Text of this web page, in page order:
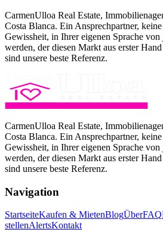
CarmenUlloa Real Estate,
Costa Blanca. Ein Ansprechpartner,
Gewissheit, in Ihrer eigenen Sprache von
werden, der diesen Markt aus erster
sind unsere beste Referenz.
CarmenUlloa Real Estate,
Costa Blanca. Ein Ansprechpartner,
Gewissheit, in Ihrer eigenen Sprache von
werden, der diesen Markt aus erster
sind unsere beste Referenz.
Navigation
StartseiteKaufen & MietenBlogÜberFAQ
stellenAlertsKontakt